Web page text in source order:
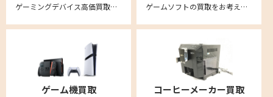
ゲーミングデバイス高価買取。新品未使用品も中古品も幅広く買取ります。送料・査定料一切無料の宅配査定。ロジクールやレイザー、スティールシリーズ、ベンキュー、ダッキー、エイスース、ゼンエイムといった人気メーカー品のゲーミングマウスやキーボード、モニター、配信用マイク、プロコントローラー、アケコン、イヤホン、マウスパッド、ヘッドセット、プロジェクター、スピーカー等を中心に買取強化中 ゲームソフトの買取をお考えなら、まとめて箱に入れて送るだけ、送料無料・全国対応の便利な宅配買取サービス『reMOVE(リムーブ)』をご利用ください！ニンテンドー Switch（スイッチ/スイッチ2）、PS5（プレステ5）、PS4（プレステ4）など幅広く買取ります！ゲーム買取なら買取専門店リムーブにお任せください。
ゲーム機買取 コーヒーメーカー買取